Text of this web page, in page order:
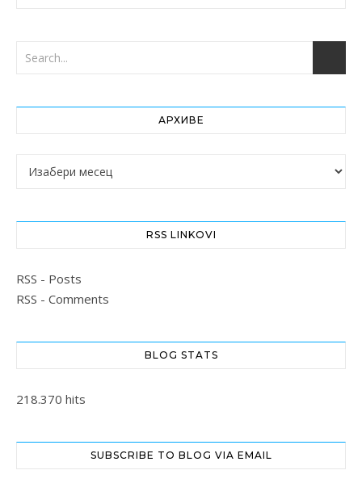
АРХИВЕ
Архиве
RSS LINKOVI
RSS - Posts
RSS - Comments
BLOG STATS
218.370 hits
SUBSCRIBE TO BLOG VIA EMAIL